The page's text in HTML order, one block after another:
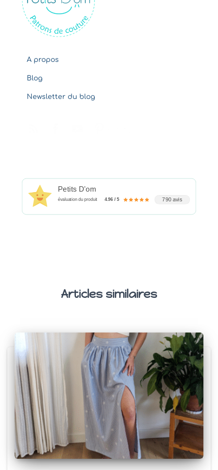
s
A propos
Blog
Newsletter du blog
Petits D'om
évaluation du produit 4.96 / 5 790 avis
Articles similaires